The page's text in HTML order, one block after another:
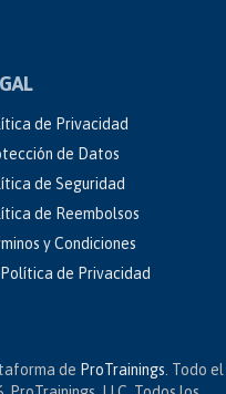
de Privacidad
de Datos
de Seguridad
de Reembolsos
y Condiciones
Política de Privacidad
de ProTrainings . Todo el